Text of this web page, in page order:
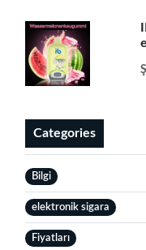
Categories
Bilgi
elektronik sigara
Fiyatları